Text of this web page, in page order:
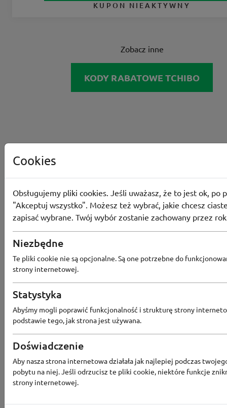
KUPON NIEAKTYWNY
Zobacz inne
KODY RABATOWE TCHIBO
Converse
Odbierz 200 Converse Coins za
Rabat -15% za zapis do newslettera
Cookies
Obsługujemy pliki cookies. Jeśli uważasz, że to jest ok, po
"Akceptuj wszystko". Możesz też wybrać, jakie chcesz
zapisać wybrane. Twój wybór zostanie zachowany przez
Niezbędne
Te pliki cookie nie są opcjonalne. Są one potrzebne do
strony internetowej.
Statystyka
Abyśmy mogli poprawić funkcjonalność i strukturę strony
podstawie tego, jak strona jest używana.
Doświadczenie
Aby nasza strona internetowa działała jak najlepiej podczas
pobytu na niej. Jeśli odrzucisz te pliki cookie, niektóre funkcje
strony internetowej.